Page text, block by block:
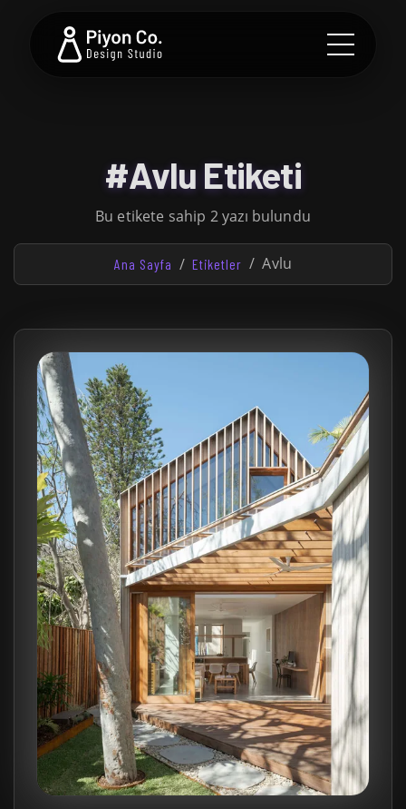
#Avlu Etiketi
Bu etikete sahip 2 yazı bulundu
Ana Sayfa Etiketler Avlu